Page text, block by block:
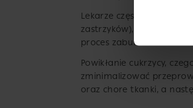
Lekarze często stosują
zastrzyków), które
proces zaburzenia
Powikłanie cukrzycy,
zminimalizować
oraz chore tkanki, a